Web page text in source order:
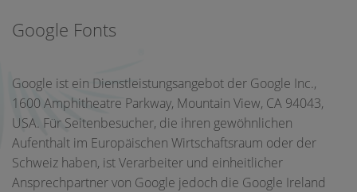
Google Fonts
Google ist ein Dienstleistungsangebot der Google Inc.,
1600 Amphitheatre Parkway, Mountain View, CA 94043,
USA. Für Seitenbesucher, die ihren gewöhnlichen
Aufenthalt im Europäischen Wirtschaftsraum oder der
Schweiz haben, ist Verarbeiter und einheitlicher
Ansprechpartner von Google jedoch die Google Ireland